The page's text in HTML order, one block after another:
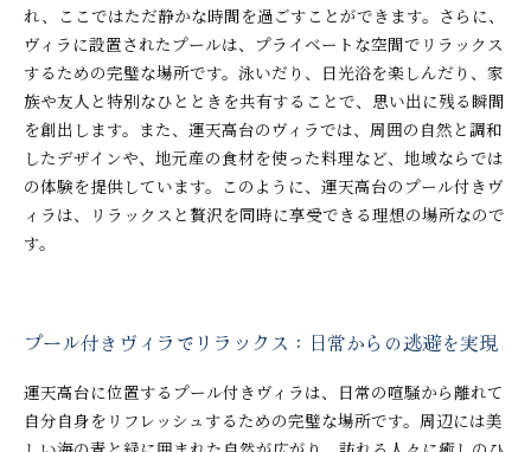
れ、ここではただ静かな時間を過ごすことができます。さらに、
ヴィラに設置されたプールは、プライベートな空間でリラックス
するための完璧な場所です。泳いだり、日光浴を楽しんだり、家
族や友人と特別なひとときを共有することで、思い出に残る瞬間
を創出します。また、運天高台のヴィラでは、周囲の自然と調和
したデザインや、地元産の食材を使った料理など、地域ならでは
の体験を提供しています。このように、運天高台のプール付きヴ
ィラは、リラックスと贅沢を同時に享受できる理想の場所なので
す。
プール付きヴィラでリラックス：日常からの逃避を実現
運天高台に位置するプール付きヴィラは、日常の喧騒から離れて
自分自身をリフレッシュするための完璧な場所です。周辺には美